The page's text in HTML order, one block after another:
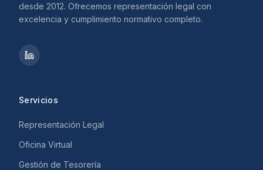
desde 2012. Ofrecemos representación legal con
excelencia y cumplimiento normativo completo.
Servicios
Representación Legal
Oficina Virtual
Gestión de Tesorería